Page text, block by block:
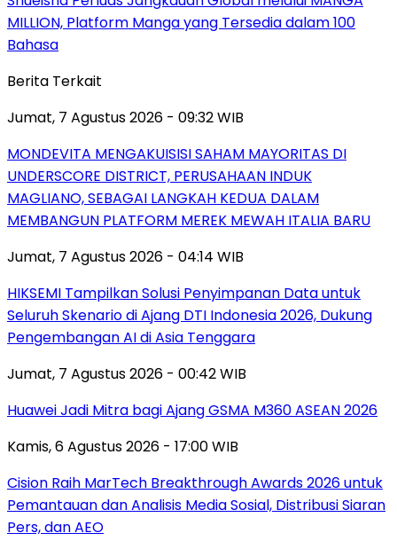
MILLION, Platform Manga yang Tersedia dalam 100
Bahasa
Berita Terkait
Jumat, 7 Agustus 2026 - 09:32 WIB
MONDEVITA MENGAKUISISI SAHAM MAYORITAS DI
UNDERSCORE DISTRICT, PERUSAHAAN INDUK
MAGLIANO, SEBAGAI LANGKAH KEDUA DALAM
MEMBANGUN PLATFORM MEREK MEWAH ITALIA BARU
Jumat, 7 Agustus 2026 - 04:14 WIB
HIKSEMI Tampilkan Solusi Penyimpanan Data untuk
Seluruh Skenario di Ajang DTI Indonesia 2026, Dukung
Pengembangan AI di Asia Tenggara
Jumat, 7 Agustus 2026 - 00:42 WIB
Huawei Jadi Mitra bagi Ajang GSMA M360 ASEAN 2026
Kamis, 6 Agustus 2026 - 17:00 WIB
Cision Raih MarTech Breakthrough Awards 2026 untuk
Pemantauan dan Analisis Media Sosial, Distribusi Siaran
Pers, dan AEO